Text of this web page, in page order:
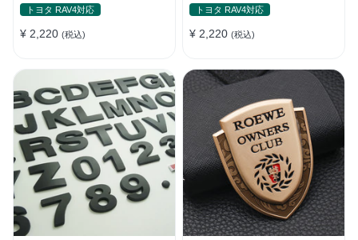
飾 ステッカー
トヨタ RAV4対応
¥ 2,220 (税込)
トヨタ RAV4対応
¥ 2,220 (税込)